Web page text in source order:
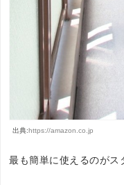
出典:https://amazon.co.jp
最も簡単に使えるのがス